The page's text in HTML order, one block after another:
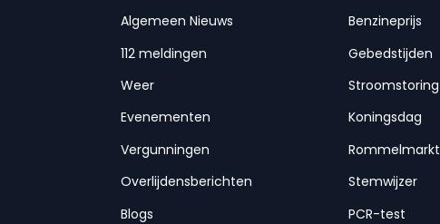
Algemeen Nieuws
112 meldingen
Weer
Evenementen
Vergunningen
Overlijdensberichten
Blogs
Benzineprijs
Gebedstijden
Stroomstoring
Koningsdag
Rommelmarkt
Stemwijzer
PCR-test